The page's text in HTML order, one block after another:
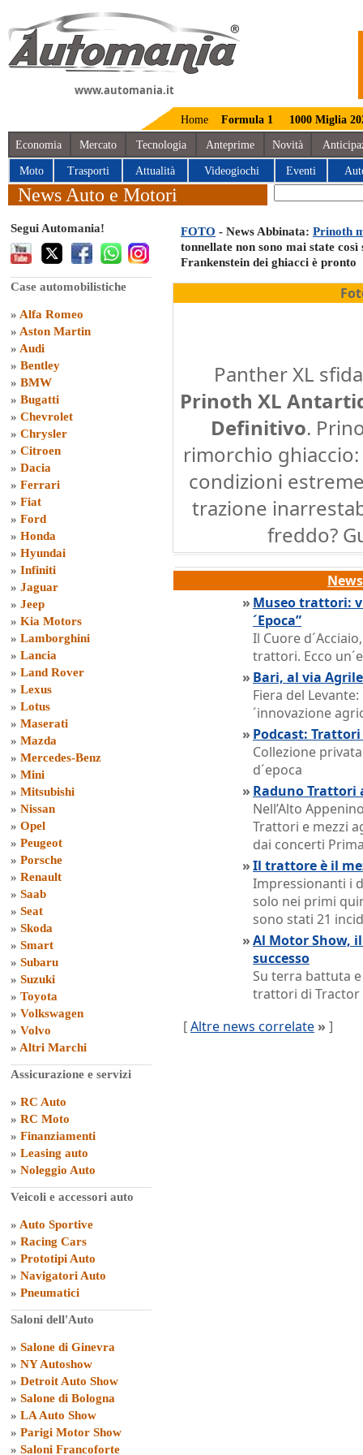
www.automania.it
Home Formula 1 1000 Miglia
Economia Mercato Tecnologia Anteprime Novità
Moto Trasporti Attualità Videogiochi Eventi
News Auto e Motori
Segui Automania!
Case automobilistiche
» Alfa Romeo
» Aston Martin
» Audi
» Bentley
» BMW
» Bugatti
» Chevrolet
» Chrysler
» Citroen
» Dacia
» Ferrari
» Fiat
» Ford
» Honda
» Hyundai
» Infiniti
» Jaguar
» Jeep
» Kia Motors
» Lamborghini
» Lancia
» Land Rover
» Lexus
» Lotus
» Maserati
» Mazda
» Mercedes-Benz
» Mini
» Mitsubishi
» Nissan
» Opel
» Peugeot
» Porsche
» Renault
» Saab
» Seat
» Skoda
» Smart
» Subaru
» Suzuki
» Toyota
» Volkswagen
» Volvo
» Altri Marchi
Assicurazione e servizi
» RC Auto
» RC Moto
» Finanziamenti
» Leasing auto
» Noleggio Auto
Veicoli e accessori auto
» Auto Sportive
» Racing Cars
» Prototipi Auto
» Navigatori Auto
» Pneumatici
Saloni dell'Auto
» Salone di Ginevra
» NY Autoshow
» Detroit Auto Show
» Salone di Bologna
» LA Auto Show
» Parigi Motor Show
» Saloni Francoforte
FOTO - News Abbinata: Prinoth
tonnellate non sono mai state
Frankenstein dei ghiacci è pronto
Panther XL
Prinoth XL
Definitivo.
rimorchio
condizioni
trazione
freddo?
» Museo trattori:
´Epoca”
Il Cuore
trattori. Ecco
» Bari, al via
Fiera del
´innovazione
» Podcast: Trattori
Collezione
d´epoca
» Raduno Trattori
Nell’Alto
Trattori e mezzi
dai concerti
»Il trattore è il
Impressionanti i
solo nei primi
sono stati 21
»Al Motor Show,
successo
Su terra battuta
trattori di Tractor
[Altre news correlate » ]